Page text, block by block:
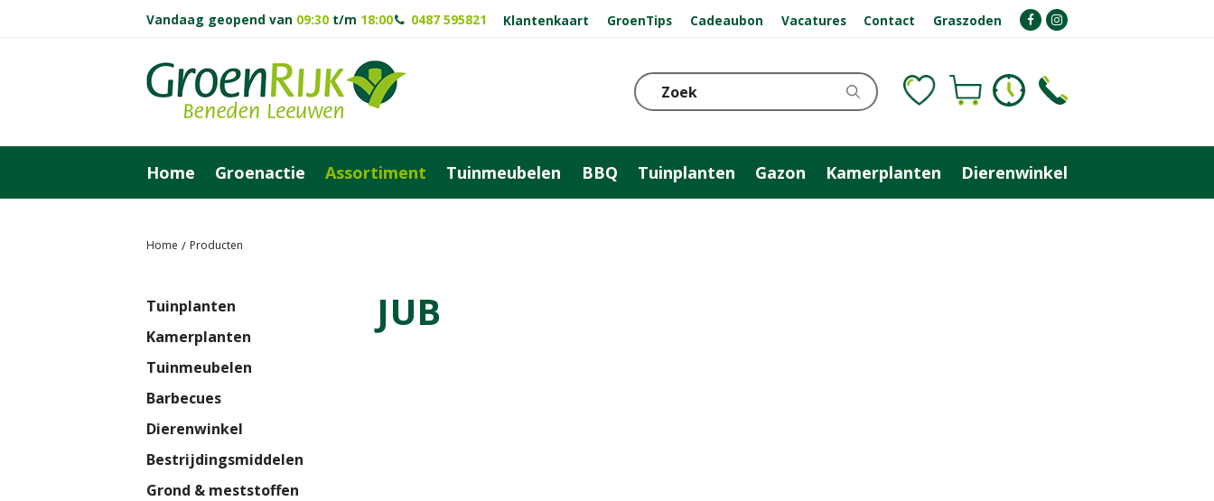
Home Producten
Vandaag geopend van 09:30 t/m 18:00 0487 595821 Klantenkaart GroenTips Cadeaubon Vacatures Contact Graszoden
Home Groenactie Assortiment Tuinmeubelen BBQ Tuinplanten Gazon Kamerplanten Dierenwinkel
JUB
Tuinplanten
Kamerplanten
Tuinmeubelen
Barbecues
Dierenwinkel
Bestrijdingsmiddelen
Grond & meststoffen